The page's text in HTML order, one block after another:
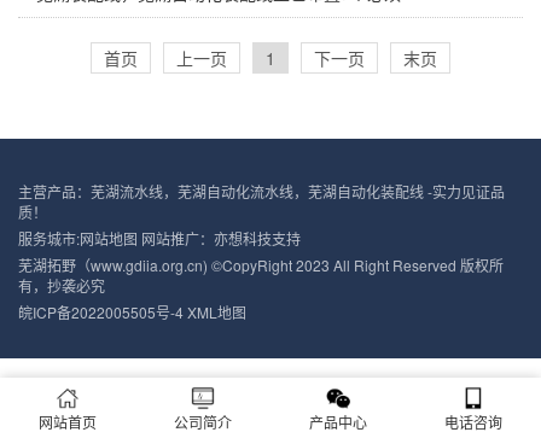
首页 上一页 1 下一页 末页
主营产品：芜湖流水线，芜湖自动化流水线，芜湖自动化装配线 -实力见证品
质！
服务城市:网站地图 网站推广： 亦想科技支持
芜湖拓野（www.gdiia.org.cn) ©CopyRight 2023 All Right Reserved 版权所
有，抄袭必究
皖ICP备2022005505号-4XML地图
网站首页 公司简介 产品中心 电话咨询